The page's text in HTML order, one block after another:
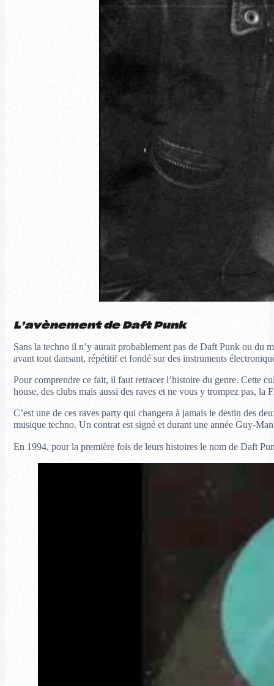
L’avènement de Daft Punk
Sans la techno il n’y aurait probablement pas de Daft Punk ou du
avant tout dansant, répétitif et fondé sur des instruments
Pour comprendre ce fait, il faut retracer l’histoire du genre. Cette
house, des clubs mais aussi des raves et ne vous y trompez pas, la
C’est une de ces raves party qui changera à jamais le destin des
musique techno. Un contrat est signé et durant une année Guy-
En 1994, pour la première fois de leurs histoires le nom de Daft